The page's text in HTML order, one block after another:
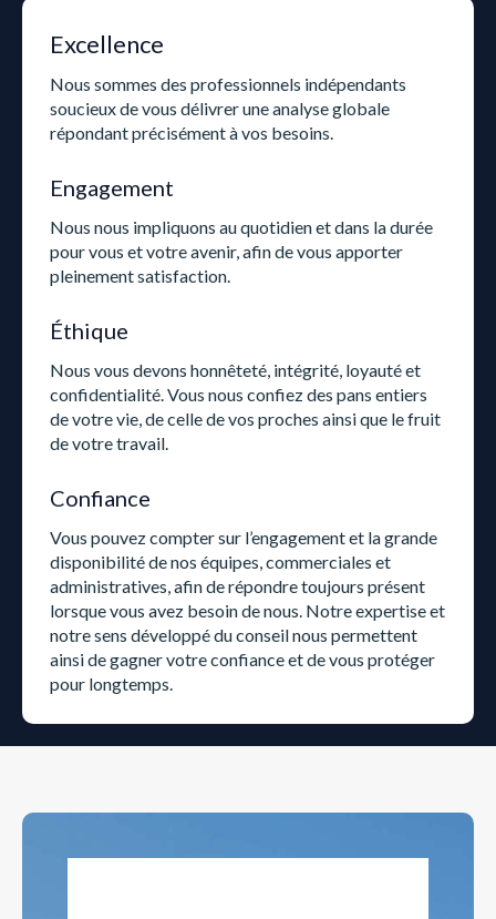
Excellence
Nous sommes des professionnels indépendants
soucieux de vous délivrer une analyse globale
répondant précisément à vos besoins.
Engagement
Nous nous impliquons au quotidien et dans la durée
pour vous et votre avenir, afin de vous apporter
pleinement satisfaction.
Éthique
Nous vous devons honnêteté, intégrité, loyauté et
confidentialité. Vous nous confiez des pans entiers
de votre vie, de celle de vos proches ainsi que le fruit
de votre travail.
Confiance
Vous pouvez compter sur l’engagement et la grande
disponibilité de nos équipes, commerciales et
administratives, afin de répondre toujours présent
lorsque vous avez besoin de nous. Notre expertise et
notre sens développé du conseil nous permettent
ainsi de gagner votre confiance et de vous protéger
pour longtemps.